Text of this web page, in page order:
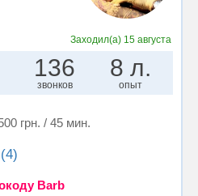
Заходил(а) 15 августа
136
звонков
8 л.
опыт
грн. / 45 мин.
Barb